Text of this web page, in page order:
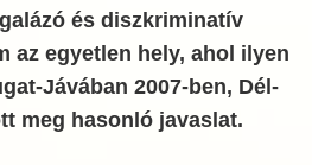
és diszkriminatív
az egyetlen hely, ahol ilyen
Jávában 2007-ben, Dél-
meg hasonló javaslat.